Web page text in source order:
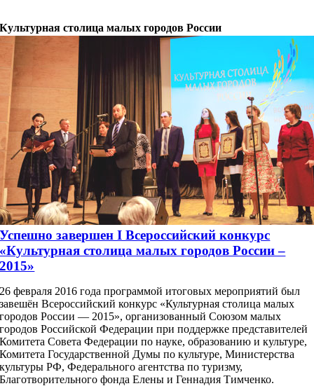
Культурная столица малых городов России
Успешно завершен I Всероссийский конкурс
«Культурная столица малых городов России –
2015»
26 февраля 2016 года программой итоговых мероприятий был
завешён Всероссийский конкурс «Культурная столица малых
городов России — 2015», организованный Союзом малых
городов Российской Федерации при поддержке представителей
Комитета Совета Федерации по науке, образованию и культуре,
Комитета Государственной Думы по культуре, Министерства
культуры РФ, Федерального агентства по туризму,
Благотворительного фонда Елены и Геннадия Тимченко.